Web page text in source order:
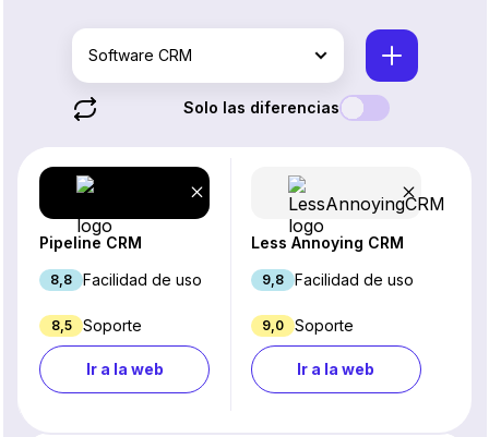
Software CRM
Solo las diferencias
Pipeline CRM
8,8 Facilidad de uso
8,5 Soporte
Ir a la web
Less Annoying CRM
9,8 Facilidad de uso
9,0 Soporte
Ir a la web